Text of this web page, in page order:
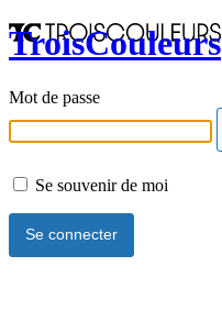
TroisCouleurs
Mot de passe
Se souvenir de moi